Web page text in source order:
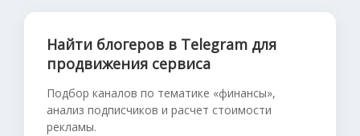
Найти блогеров в Telegram для
продвижения сервиса
Подбор каналов по тематике «финансы»,
анализ подписчиков и расчет стоимости
рекламы.